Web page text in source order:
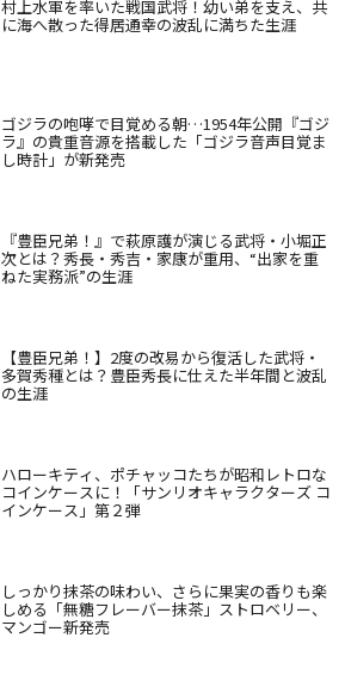
村上水軍を率いた戦国武将！幼い弟を支え、共
に海へ散った得居通幸の波乱に満ちた生涯
ゴジラの咆哮で目覚める朝…1954年公開『ゴジ
ラ』の貴重音源を搭載した「ゴジラ音声目覚ま
し時計」が新発売
『豊臣兄弟！』で萩原護が演じる武将・小堀正
次とは？秀長・秀吉・家康が重用、“出家を重
ねた実務派”の生涯
【豊臣兄弟！】2度の改易から復活した武将・
多賀秀種とは？豊臣秀長に仕えた半年間と波乱
の生涯
ハローキティ、ポチャッコたちが昭和レトロな
コインケースに！「サンリオキャラクターズ コ
インケース」第２弾
しっかり抹茶の味わい、さらに果実の香りも楽
しめる「無糖フレーバー抹茶」ストロベリー、
マンゴー新発売